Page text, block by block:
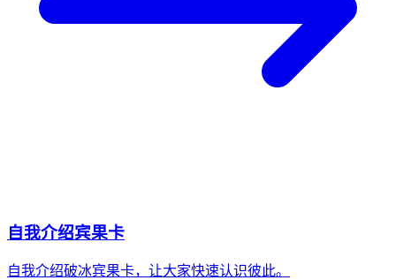
自我介绍宾果卡
自我介绍破冰宾果卡，让大家快速认识彼此。